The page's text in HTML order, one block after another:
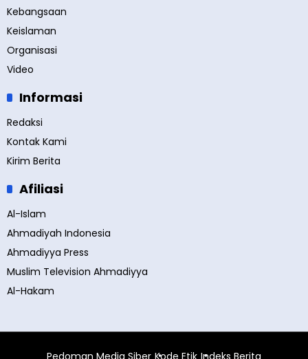
Kebangsaan
Keislaman
Organisasi
Video
Informasi
Redaksi
Kontak Kami
Kirim Berita
Afiliasi
Al-Islam
Ahmadiyah Indonesia
Ahmadiyya Press
Muslim Television Ahmadiyya
Al-Hakam
Pedoman Media Siber Kode Etik Indeks Berita